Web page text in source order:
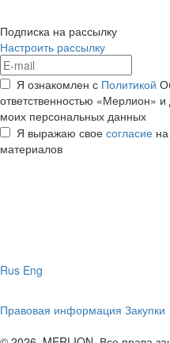
Подписка на рассылку
Настроить рассылку
Я ознакомлен с Политикой
ответственностью «Мерлион»
моих персональных данных
Я выражаю свое согласие
материалов
Rus Eng
Правовая информация Закупки